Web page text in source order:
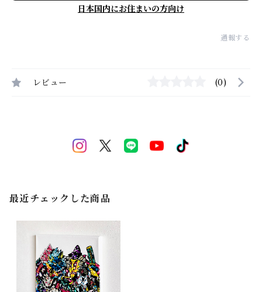
日本国内にお住まいの方向け
通報する
レビュー (0)
最近チェックした商品